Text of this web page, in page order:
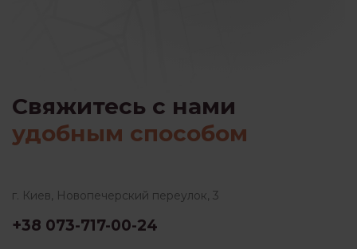
Свяжитесь с нами
удобным способом
г. Киев, Новопечерский переулок, 3
+38 073-717-00-24